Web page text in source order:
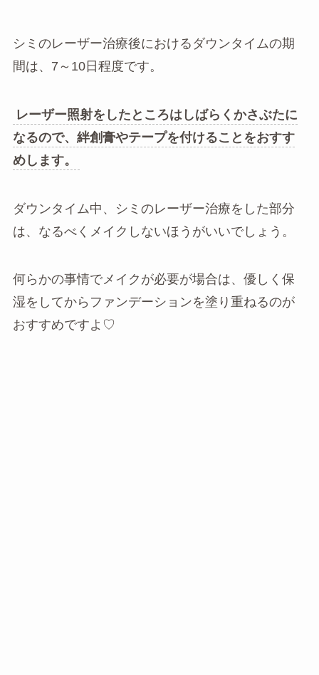
シミのレーザー治療後におけるダウンタイムの期
間は、7～10日程度です。
レーザー照射をしたところはしばらくかさぶたに
なるので、絆創膏やテープを付けることをおすす
めします。
ダウンタイム中、シミのレーザー治療をした部分
は、なるべくメイクしないほうがいいでしょう。
何らかの事情でメイクが必要が場合は、優しく保
湿をしてからファンデーションを塗り重ねるのが
おすすめですよ♡